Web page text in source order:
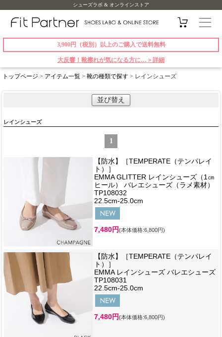
シューズラボ & オンラインストア
3,900円（税別）以上のご購入で送料無料
大反響！靴擦れが気になる方に…＞詳細
トップページ > アイテム一覧 > 靴の種類で探す > レインシューズ
並び替え
レインシューズ
1
【防水】［TEMPERATE（テンパレイ
ト）］
EMMA GLITTER レインシューズ（1㎝
ヒール） バレエシューズ（ラメ素材）
TP108032
22.5cm-25.0cm
7,480円(本体価格:6,800円)
【防水】［TEMPERATE（テンパレイ
ト）］
EMMA レインシューズ バレエシューズ
TP108031
22.5cm-25.0cm
7,480円(本体価格:6,800円)